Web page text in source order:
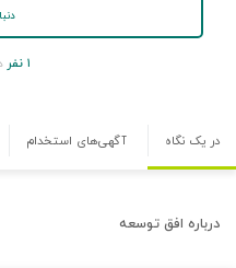
۱ نفر
در یک نگاه آگهی‌های استخدام
درباره افق توسعه